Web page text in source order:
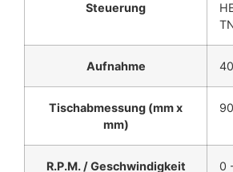
Steuerung
Aufnahme 40
Tischabmessung (mm x
mm)
R.P.M. / Geschwindigkeit
0